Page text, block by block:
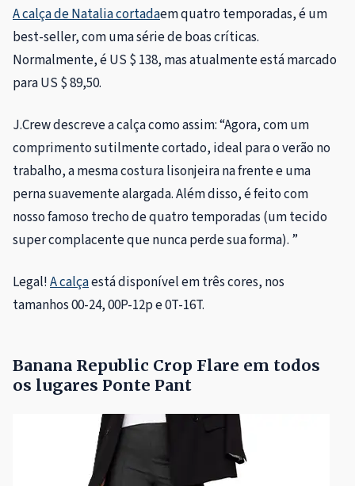
A calça de Natalia cortadaem quatro temporadas, é um
best-seller, com uma série de boas críticas.
Normalmente, é US $ 138, mas atualmente está marcado
para US $ 89,50.
J.Crew descreve a calça como assim: “Agora, com um
comprimento sutilmente cortado, ideal para o verão no
trabalho, a mesma costura lisonjeira na frente e uma
perna suavemente alargada. Além disso, é feito com
nosso famoso trecho de quatro temporadas (um tecido
super complacente que nunca perde sua forma). ”
Legal!A calçaestá disponível em três cores, nos
tamanhos 00-24, 00P-12p e 0T-16T.
Banana Republic Crop Flare em todos
os lugares Ponte Pant